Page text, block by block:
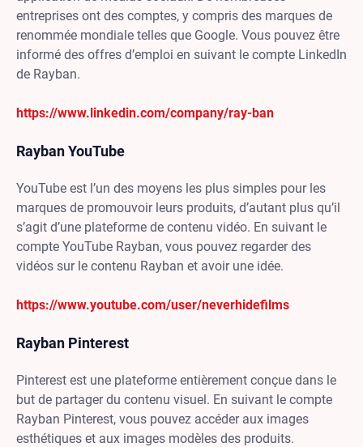
entreprises ont des comptes, y compris des marques de
renommée mondiale telles que Google. Vous pouvez être
informé des offres d’emploi en suivant le compte LinkedIn
de Rayban.
https://www.linkedin.com/company/ray-ban
Rayban YouTube
YouTube est l’un des moyens les plus simples pour les
marques de promouvoir leurs produits, d’autant plus qu’il
s’agit d’une plateforme de contenu vidéo. En suivant le
compte YouTube Rayban, vous pouvez regarder des
vidéos sur le contenu Rayban et avoir une idée.
https://www.youtube.com/user/neverhidefilms
Rayban Pinterest
Pinterest est une plateforme entièrement conçue dans le
but de partager du contenu visuel. En suivant le compte
Rayban Pinterest, vous pouvez accéder aux images
esthétiques et aux images modèles des produits.